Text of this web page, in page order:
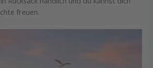
freuen.